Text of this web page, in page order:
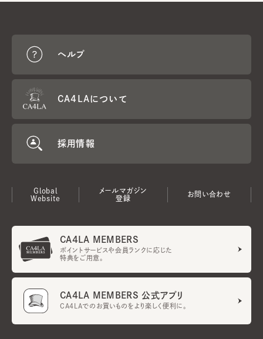
ヘルプ
CA4LAについて
採用情報
Global
Website
メールマガジン
登録
お問い合わせ
CA4LA MEMBERS
ポイントサービスや会員ランクに応じた
特典をご用意。
CA4LA MEMBERS 公式アプリ
CA4LAでのお買いものをより楽しく便利に。